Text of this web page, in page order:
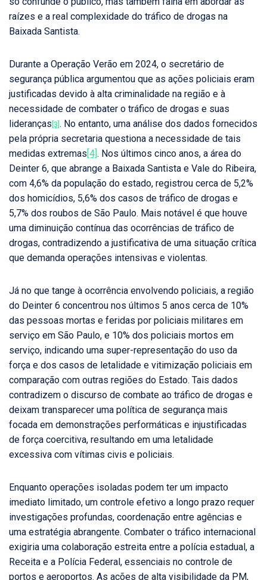
raízes e a real complexidade do tráfico de drogas na
Baixada Santista.
Durante a Operação Verão em 2024, o secretário de
segurança pública argumentou que as ações policiais eram
justificadas devido à alta criminalidade na região e à
necessidade de combater o tráfico de drogas e suas
lideranças [3] . No entanto, uma análise dos dados fornecidos
pela própria secretaria questiona a necessidade de tais
medidas extremas [4] . Nos últimos cinco anos, a área do
Deinter 6, que abrange a Baixada Santista e Vale do Ribeira,
com 4,6% da população do estado, registrou cerca de 5,2%
dos homicídios, 5,6% dos casos de tráfico de drogas e
5,7% dos roubos de São Paulo. Mais notável é que houve
uma diminuição contínua das ocorrências de tráfico de
drogas, contradizendo a justificativa de uma situação crítica
que demanda operações intensivas e violentas.
Já no que tange à ocorrência envolvendo policiais, a região
do Deinter 6 concentrou nos últimos 5 anos cerca de 10%
das pessoas mortas e feridas por policiais militares em
serviço em São Paulo, e 10% dos policiais mortos em
serviço, indicando uma super-representação do uso da
força e dos casos de letalidade e vitimização policiais em
comparação com outras regiões do Estado. Tais dados
contradizem o discurso de combate ao tráfico de drogas e
deixam transparecer uma política de segurança mais
focada em demonstrações performáticas e injustificadas
de força coercitiva, resultando em uma letalidade
excessiva com vítimas civis e policiais.
Enquanto operações isoladas podem ter um impacto
imediato limitado, um controle efetivo a longo prazo requer
investigações profundas, coordenação entre agências e
uma estratégia abrangente. Combater o tráfico internacional
exigiria uma colaboração estreita entre a polícia estadual, a
Receita e a Polícia Federal, essenciais no controle de
portos e aeroportos. As ações de alta visibilidade da PM,